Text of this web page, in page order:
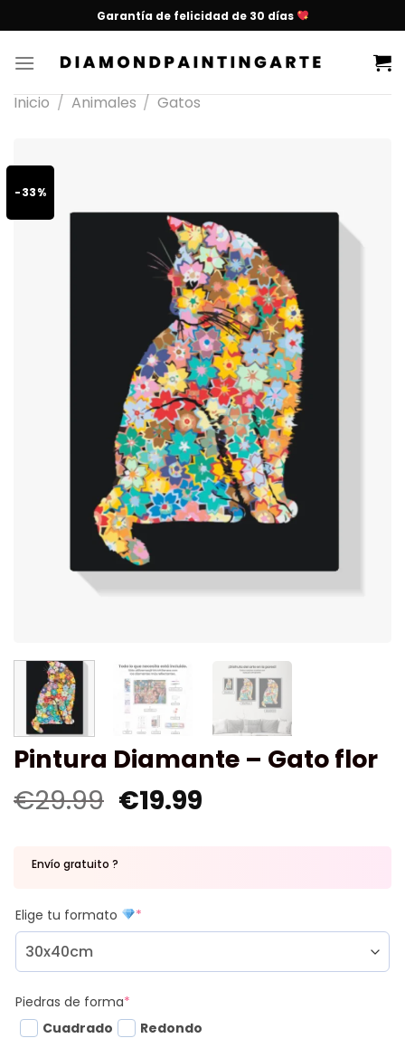
Garantía de felicidad de 30 días
Inicio / Animales / Gatos
-33%
Pintura Diamante – Gato flor
€29.99 €19.99
Envío gratuito ?
Elige tu formato *
Piedras de forma*
Cuadrado
Redondo